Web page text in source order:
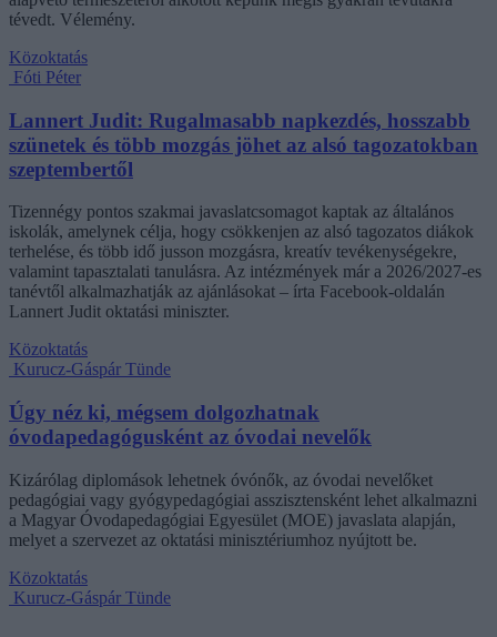
tévedt. Vélemény.
Közoktatás
Fóti Péter
Lannert Judit: Rugalmasabb napkezdés, hosszabb
szünetek és több mozgás jöhet az alsó tagozatokban
szeptembertől
Tizennégy pontos szakmai javaslatcsomagot kaptak az általános
iskolák, amelynek célja, hogy csökkenjen az alsó tagozatos diákok
terhelése, és több idő jusson mozgásra, kreatív tevékenységekre,
valamint tapasztalati tanulásra. Az intézmények már a 2026/2027-es
tanévtől alkalmazhatják az ajánlásokat – írta Facebook-oldalán
Lannert Judit oktatási miniszter.
Közoktatás
Kurucz-Gáspár Tünde
Úgy néz ki, mégsem dolgozhatnak
óvodapedagógusként az óvodai nevelők
Kizárólag diplomások lehetnek óvónők, az óvodai nevelőket
pedagógiai vagy gyógypedagógiai asszisztensként lehet alkalmazni
a Magyar Óvodapedagógiai Egyesület (MOE) javaslata alapján,
melyet a szervezet az oktatási minisztériumhoz nyújtott be.
Közoktatás
Kurucz-Gáspár Tünde